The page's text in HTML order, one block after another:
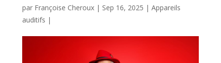
par Françoise Cheroux| Sep 16, 2025 | Appareils
auditifs |